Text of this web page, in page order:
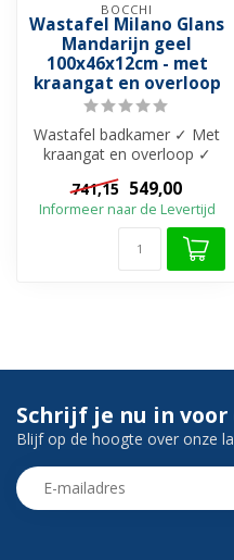
BOCCHI
Wastafel Milano Glans
Mandarijn geel
100x46x12cm - met
kraangat en overloop
Wastafel badkamer ✓ Met
kraangat en overloop ✓
Beschikbaar in 20 unieke
kleuren ...
741,15 549,00
Informeer naar de Levertijd
Schrijf je nu in
Blijf op de hoogte over onze